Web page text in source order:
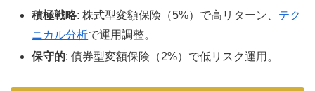
積極戦略: 株式型変額保険（5%）で高リターン、 テク
ニカル分析で運用調整。
保守的: 債券型変額保険（2%）で低リスク運用。